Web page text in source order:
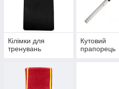
Кілімки для
тренувань
Кутовий
прапорець